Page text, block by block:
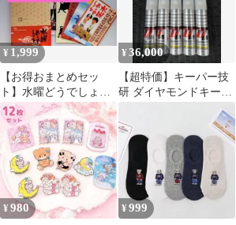
¥ 1,999
【お得おまとめセッ
ト】水曜どうでしょ
う 書籍、 DVD 他
大泉洋、鈴井貴之
¥36,000
【超特価】キーパー技
研 ダイヤモンドキーパ
ー ダイヤケミカル 最強
お得セット
¥980 ¥999